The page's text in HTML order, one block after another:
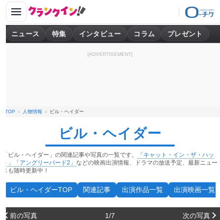
ニュース 特集 インタビュー コラム プレゼント
[ADVERTISEMENT]
TOP 人物情報 ビル・ヘイダー
ビル・ヘイダー
「ビル・ヘイダー」の関連記事や写真の一覧です。
「キャット・イン・ザ・ハッ
ト」
「アングリーバード2」 などの映画出演情報、ドラマの放送予定、最新ニュー
スも随時更新中！
ビル・ヘイダーTOP 関連記事 出演作品一覧 出演映画一覧
前の写真 1/7 次の写真